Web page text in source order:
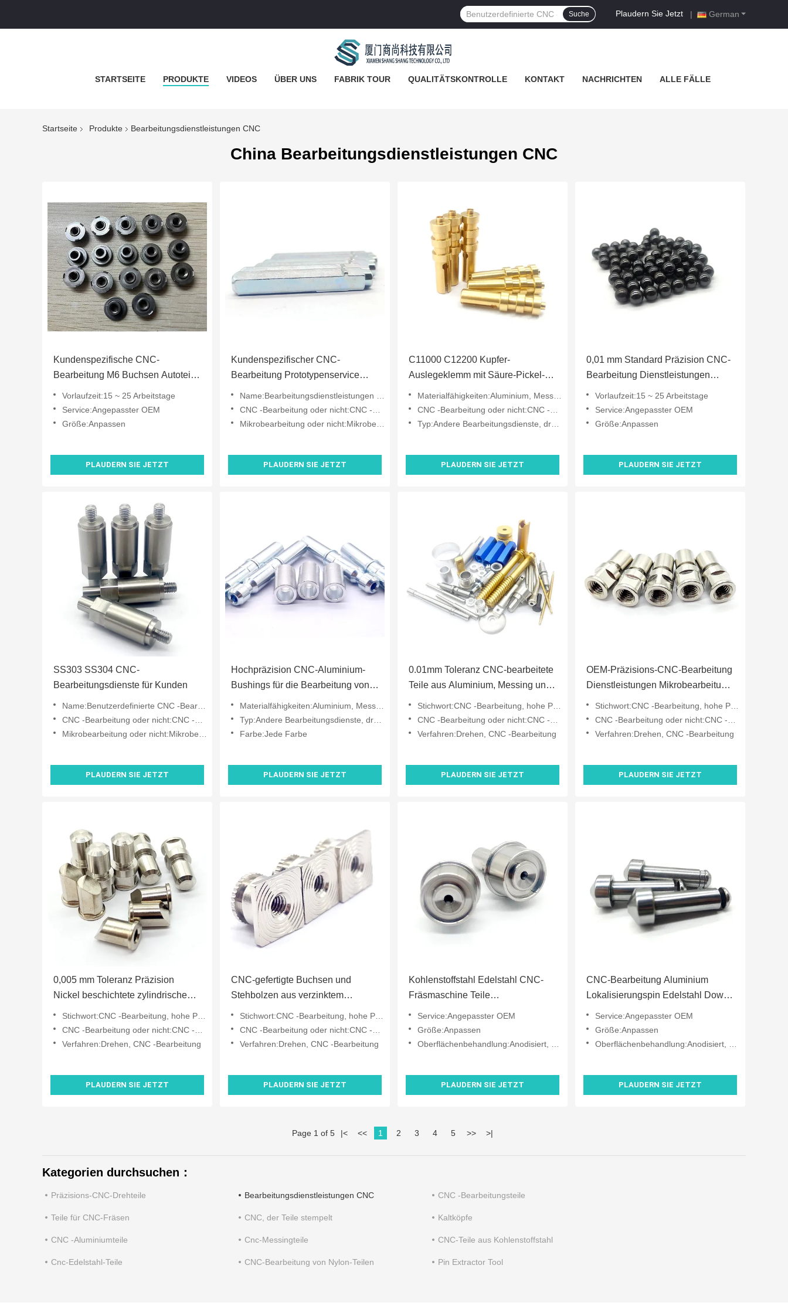
German
Plaudern Sie Jetzt |
Suche
STARTSEITE PRODUKTE VIDEOS ÜBER UNS FABRIK TOUR QUALITÄTSKONTROLLE KONTAKT NACHRICHTEN ALLE FÄLLE
Startseite Produkte Bearbeitungsdienstleistungen CNC
China Bearbeitungsdienstleistungen CNC
Kundenspezifische CNC-
Bearbeitung M6 Buchsen Autoteile
Vorlaufzeit:15 ~ 25 Arbeitstage
Service:Angepasster OEM
Größe:Anpassen
PLAUDERN SIE JETZT
Kundenspezifischer CNC-
Bearbeitung Prototypenservice
Titanlegierungsteile
Name:Bearbeitungsdienstleistungen CNC
CNC -Bearbeitung oder nicht:CNC -Bearbeitung
Mikrobearbeitung oder nicht:Mikrobearbeitung
PLAUDERN SIE JETZT
C11000 C12200 Kupfer-
Auslegeklemm mit Säure-Pickel-
Materialfähigkeiten:Aluminium, Messing, Edelstahl, Kupfer
CNC -Bearbeitung oder nicht:CNC -Bearbeitung
Typ:Andere Bearbeitungsdienste, drehen sich
PLAUDERN SIE JETZT
0,01 mm Standard Präzision CNC-
Bearbeitung Dienstleistungen
Vorlaufzeit:15 ~ 25 Arbeitstage
Service:Angepasster OEM
Größe:Anpassen
PLAUDERN SIE JETZT
SS303 SS304 CNC-
Bearbeitungsdienste für Kunden
Name:Benutzerdefinierte CNC -Bearbeitungsdienste
CNC -Bearbeitung oder nicht:CNC -Bearbeitung
Mikrobearbeitung oder nicht:Mikrobearbeitung
PLAUDERN SIE JETZT
Hochpräzision CNC-Aluminium-
Bushings für die Bearbeitung von
Materialfähigkeiten:Aluminium, Messing, Edelstahl, Kupfer
Typ:Andere Bearbeitungsdienste, drehen sich
Farbe:Jede Farbe
PLAUDERN SIE JETZT
0.01mm Toleranz CNC-bearbeitete
Teile aus Aluminium, Messing und
Stichwort:CNC -Bearbeitung, hohe Präzision
CNC -Bearbeitung oder nicht:CNC -Bearbeitung
Verfahren:Drehen, CNC -Bearbeitung
PLAUDERN SIE JETZT
OEM-Präzisions-CNC-Bearbeitung
Dienstleistungen Mikrobearbeitung
Stichwort:CNC -Bearbeitung, hohe Präzision
CNC -Bearbeitung oder nicht:CNC -Bearbeitung
Verfahren:Drehen, CNC -Bearbeitung
PLAUDERN SIE JETZT
0,005 mm Toleranz Präzision
Nickel beschichtete zylindrische
Stichwort:CNC -Bearbeitung, hohe Präzision
CNC -Bearbeitung oder nicht:CNC -Bearbeitung
Verfahren:Drehen, CNC -Bearbeitung
PLAUDERN SIE JETZT
CNC-gefertigte Buchsen und
Stehbolzen aus verzinktem
Stichwort:CNC -Bearbeitung, hohe Präzision
CNC -Bearbeitung oder nicht:CNC -Bearbeitung
Verfahren:Drehen, CNC -Bearbeitung
PLAUDERN SIE JETZT
Kohlenstoffstahl Edelstahl CNC-
Fräsmaschine Teile
Service:Angepasster OEM
Größe:Anpassen
Oberflächenbehandlung:Anodisiert, usw.
PLAUDERN SIE JETZT
CNC-Bearbeitung Aluminium
Lokalisierungspin Edelstahl Dowel
Service:Angepasster OEM
Größe:Anpassen
Oberflächenbehandlung:Anodisiert, usw.
PLAUDERN SIE JETZT
Page 1 of 5 |< << 1 2 3 4 5 >> >|
Kategorien durchsuchen：
Präzisions-CNC-Drehteile Bearbeitungsdienstleistungen CNC CNC -Bearbeitungsteile
Teile für CNC-Fräsen CNC, der Teile stempelt Kaltköpfe
CNC -Aluminiumteile Cnc-Messingteile CNC-Teile aus Kohlenstoffstahl
Cnc-Edelstahl-Teile CNC-Bearbeitung von Nylon-Teilen Pin Extractor Tool